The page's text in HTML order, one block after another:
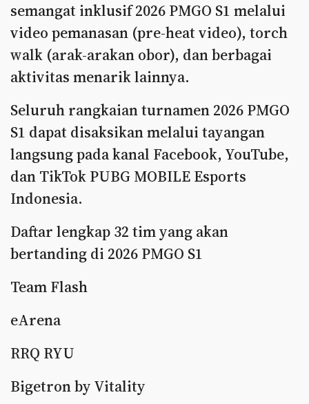
semangat inklusif 2026 PMGO S1 melalui
video pemanasan (pre-heat video), torch
walk (arak-arakan obor), dan berbagai
aktivitas menarik lainnya.
Seluruh rangkaian turnamen 2026 PMGO
S1 dapat disaksikan melalui tayangan
langsung pada kanal Facebook, YouTube,
dan TikTok PUBG MOBILE Esports
Indonesia.
Daftar lengkap 32 tim yang akan
bertanding di 2026 PMGO S1
Team Flash
eArena
RRQ RYU
Bigetron by Vitality